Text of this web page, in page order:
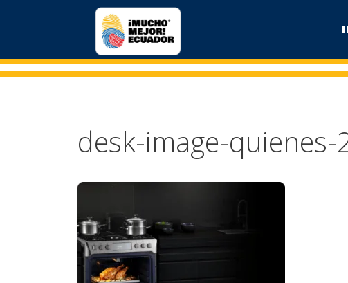
desk-image-quienes-